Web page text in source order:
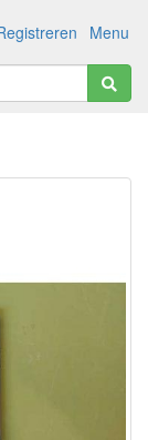
Menu